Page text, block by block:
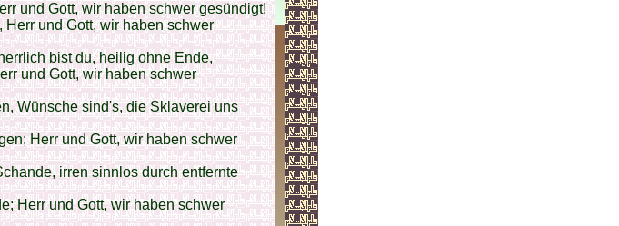
und Gott, wir haben schwer gesündigt!
und Gott, wir haben schwer
bist du, heilig ohne Ende,
und Gott, wir haben schwer
Wünsche sind's, die Sklaverei uns
Herr und Gott, wir haben schwer
irren sinnlos durch entfernte
Herr und Gott, wir haben schwer